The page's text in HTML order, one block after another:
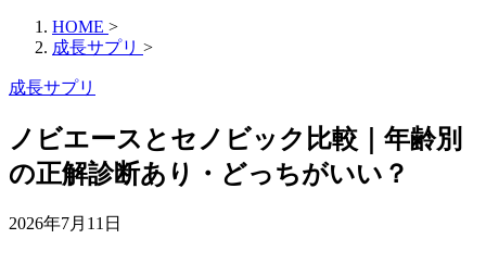
HOME >
成長サプリ >
成長サプリ
ノビエースとセノビック比較｜年齢別
の正解診断あり・どっちがいい？
2026年7月11日